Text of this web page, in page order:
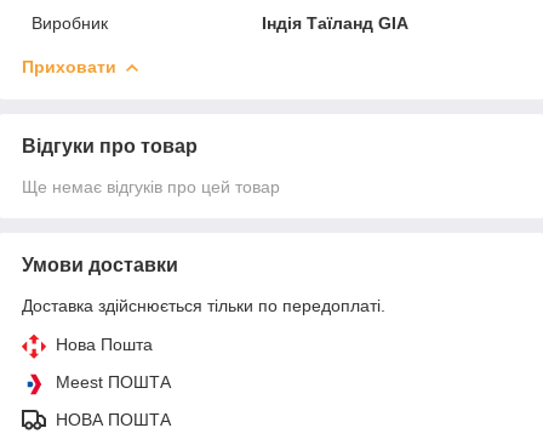
Виробник
Індія Таїланд GIA
Приховати
Відгуки про товар
Ще немає відгуків про цей товар
Умови доставки
Доставка здійснюється тільки по передоплаті.
Нова Пошта
Meest ПОШТА
НОВА ПОШТА